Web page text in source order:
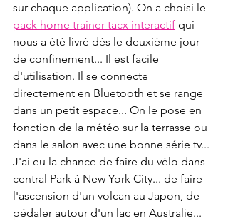
sur chaque application). On a choisi le
pack home trainer tacx interactif qui
nous a été livré dès le deuxième jour
de confinement... Il est facile
d'utilisation. Il se connecte
directement en Bluetooth et se range
dans un petit espace... On le pose en
fonction de la météo sur la terrasse ou
dans le salon avec une bonne série tv...
J'ai eu la chance de faire du vélo dans
central Park à New York City... de faire
l'ascension d'un volcan au Japon, de
pédaler autour d'un lac en Australie...